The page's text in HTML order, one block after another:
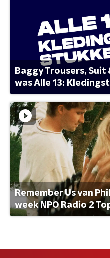
Baggy Trousers, Suit
was Alle 13:
Remember Us van
week NPO Radio 2